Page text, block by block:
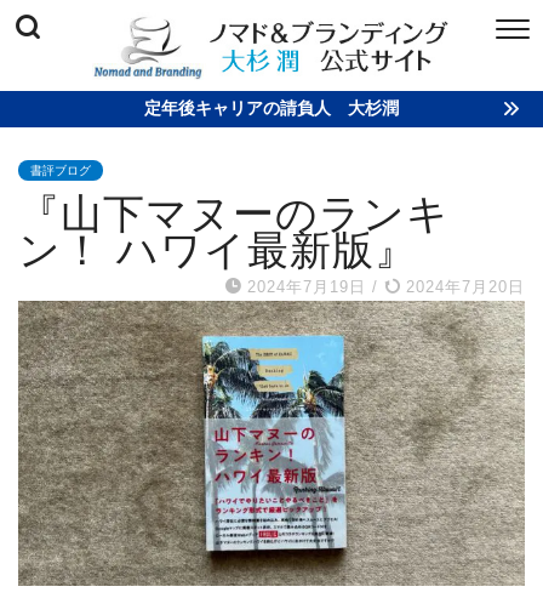
定年後キャリアの請負人 大杉潤
書評ブログ
『山下マヌーのランキ
ン！ ハワイ最新版』
2024年7月19日 / 2024年7月20日